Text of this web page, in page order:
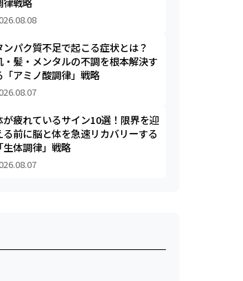
ンパク質不足で起こる症状とは？
・髪・メンタルの不調を根本解決す
「アミノ酸調律」戦略
が疲れているサイン10選！限界を迎
る前に脳と体を急速リカバリーする
「生体調律」戦略